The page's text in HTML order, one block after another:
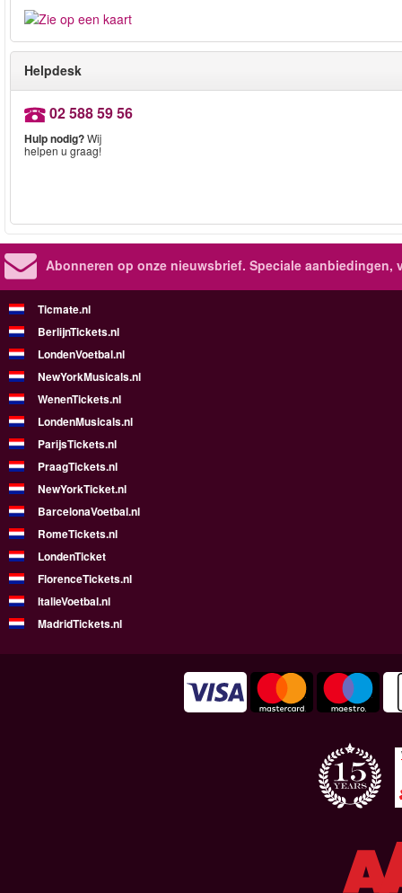
Helpdesk
02 588 59 56
Hulp nodig?Wij
helpen u graag!
Abonneren op onze nieuwsbrief. Speciale aanbiedingen,
Ticmate.nl
BerlijnTickets.nl
LondenVoetbal.nl
NewYorkMusicals.nl
WenenTickets.nl
LondenMusicals.nl
ParijsTickets.nl
PraagTickets.nl
NewYorkTicket.nl
BarcelonaVoetbal.nl
RomeTickets.nl
LondenTicket
FlorenceTickets.nl
ItalieVoetbal.nl
MadridTickets.nl